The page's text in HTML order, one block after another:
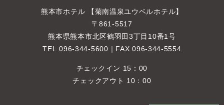
熊本市ホテル 【菊南温泉ユウベルホテル】
〒861-5517
熊本県熊本市北区鶴羽田3丁目10番1号
TEL.096-344-5600 ｜FAX.096-344-5554
チェックイン 15：00
チェックアウト 10：00